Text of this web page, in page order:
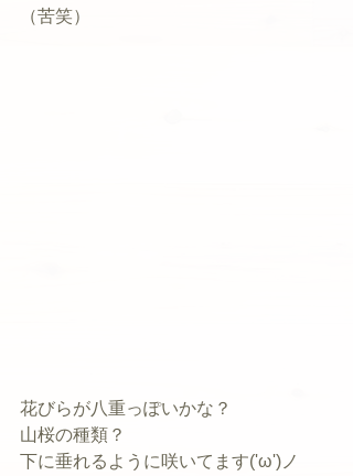
（苦笑）
花びらが八重っぽいかな？
山桜の種類？
下に垂れるように咲いてます('ω')ノ